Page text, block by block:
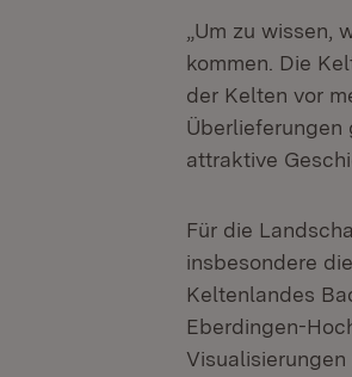
„Um zu
kommen. Die
der Kelten vor
Überlieferungen
attraktive
Für die
insbesondere
Keltenlandes
Eberdingen-